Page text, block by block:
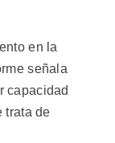
en la
señala
capacidad
trata de